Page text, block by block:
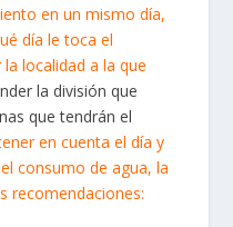
en un mismo día,
día le toca el
localidad a la que
la división que
que tendrán el
en cuenta el día y
consumo de agua, la
recomendaciones: